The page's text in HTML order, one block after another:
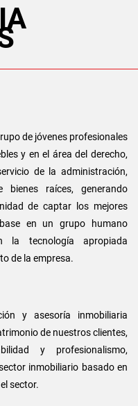
de jóvenes profesionales
y en el área del derecho,
de la administración,
raíces, generando
de captar los mejores
en un grupo humano
la tecnología apropiada
de la empresa.
y asesoría inmobiliaria
de nuestros clientes,
y profesionalismo,
inmobiliario basado en
sector.